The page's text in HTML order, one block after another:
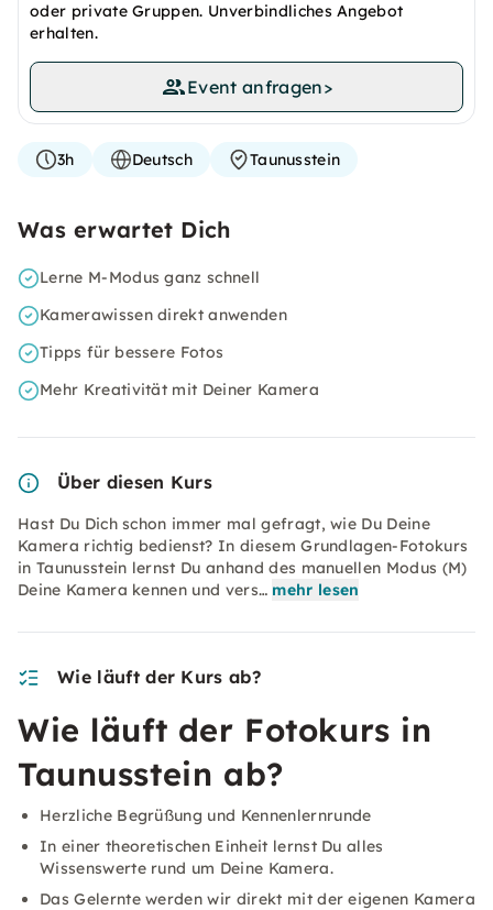
oder private Gruppen. Unverbindliches Angebot
erhalten.
Event anfragen>
3h Deutsch Taunusstein
Was erwartet Dich
Lerne M-Modus ganz schnell
Kamerawissen direkt anwenden
Tipps für bessere Fotos
Mehr Kreativität mit Deiner Kamera
Über diesen Kurs
Hast Du Dich schon immer mal gefragt, wie Du Deine
Kamera richtig bedienst? In diesem Grundlagen-Fotokurs
in Taunusstein lernst Du anhand des manuellen Modus (M)
Deine Kamera kennen und vers… mehr lesen
Wie läuft der Kurs ab?
Wie läuft der Fotokurs in
Taunusstein ab?
Herzliche Begrüßung und Kennenlernrunde
In einer theoretischen Einheit lernst Du alles
Wissenswerte rund um Deine Kamera.
Das Gelernte werden wir direkt mit der eigenen Kamera